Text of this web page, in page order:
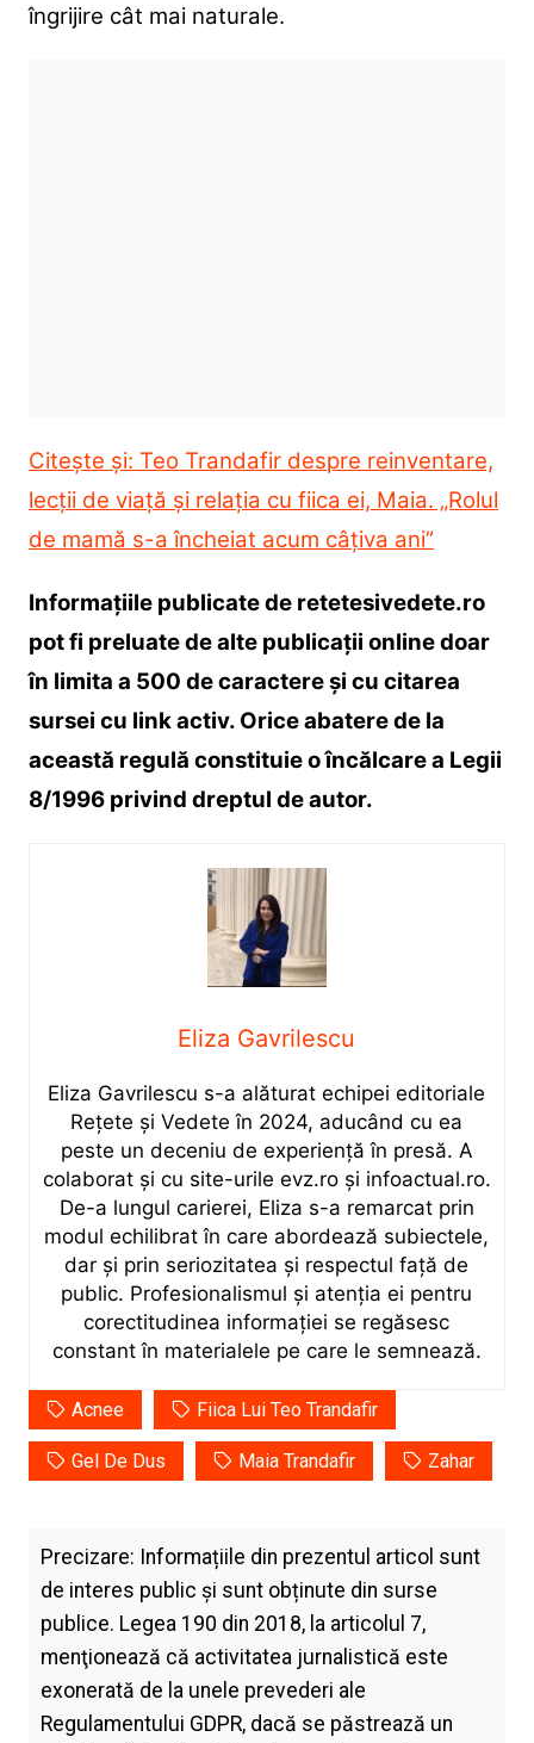
îngrijire cât mai naturale.
Citește și: Teo Trandafir despre reinventare,
lecții de viață și relația cu fiica ei, Maia. „Rolul
de mamă s-a încheiat acum câțiva ani”
Informațiile publicate de retetesivedete.ro
pot fi preluate de alte publicații online doar
în limita a 500 de caractere și cu citarea
sursei cu link activ. Orice abatere de la
această regulă constituie o încălcare a Legii
8/1996 privind dreptul de autor.
Eliza Gavrilescu
Eliza Gavrilescu s-a alăturat echipei editoriale
Rețete şi Vedete în 2024, aducând cu ea
peste un deceniu de experiență în presă. A
colaborat și cu site-urile evz.ro și infoactual.ro.
De-a lungul carierei, Eliza s-a remarcat prin
modul echilibrat în care abordează subiectele,
dar și prin seriozitatea și respectul față de
public. Profesionalismul și atenția ei pentru
corectitudinea informației se regăsesc
constant în materialele pe care le semnează.
Acnee Fiica Lui Teo Trandafir
Gel De Dus Maia Trandafir Zahar
Precizare: Informațiile din prezentul articol sunt
de interes public și sunt obținute din surse
publice. Legea 190 din 2018, la articolul 7,
menţionează că activitatea jurnalistică este
exonerată de la unele prevederi ale
Regulamentului GDPR, dacă se păstrează un